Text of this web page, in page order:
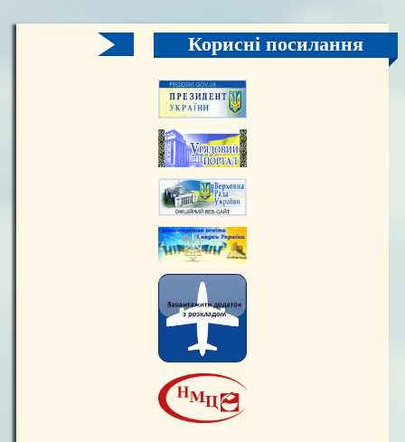
Корисні посилання